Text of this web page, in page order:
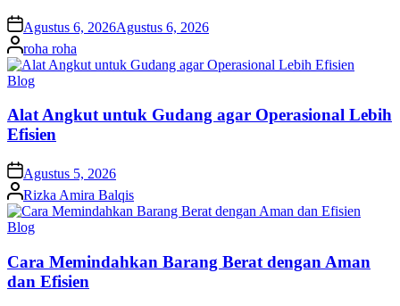
on Agustus 6, 2026Agustus 6, 2026
Posted
by
roha roha
Posted
Blog
Alat Angkut untuk Gudang agar Operasional Lebih
Efisien
on Agustus 5, 2026
Posted
by
Rizka Amira Balqis
Posted
Blog
Cara Memindahkan Barang Berat dengan Aman
dan Efisien